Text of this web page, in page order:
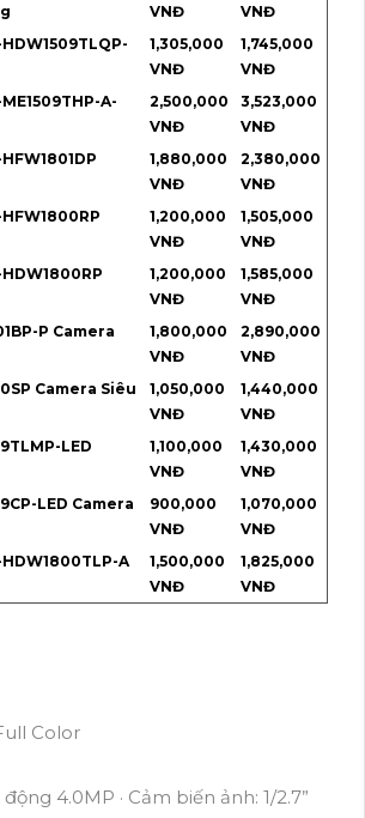
VNĐ
VNĐ
1,305,000
VNĐ
1,745,000
VNĐ
A-
2,500,000
VNĐ
3,523,000
VNĐ
1,880,000
VNĐ
2,380,000
VNĐ
1,200,000
VNĐ
1,505,000
VNĐ
1,200,000
VNĐ
1,585,000
VNĐ
P Camera
1,800,000
VNĐ
2,890,000
VNĐ
Camera Siêu
1,050,000
VNĐ
1,440,000
VNĐ
LED
1,100,000
VNĐ
1,430,000
VNĐ
LED Camera
900,000
VNĐ
1,070,000
VNĐ
A
1,500,000
VNĐ
1,825,000
VNĐ
Color
4.0MP · Cảm biến ảnh: 1/2.7”